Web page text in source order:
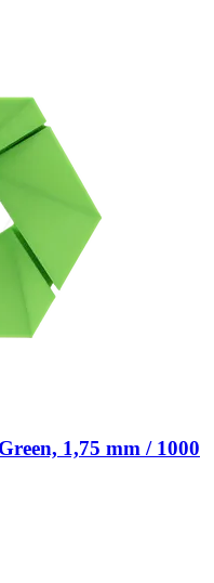
1,75 mm / 1000